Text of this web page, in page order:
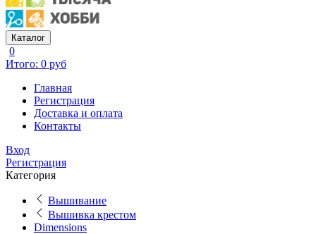
Каталог
0
Итого: 0 руб
Главная
Регистрация
Доставка и оплата
Контакты
Вход
Регистрация
Категория
Вышивание
Вышивка крестом
Dimensions